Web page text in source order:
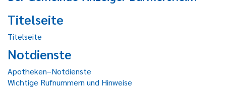
Titelseite
Titelseite
Notdienste
Apotheken–Notdienste
Wichtige Rufnummern und Hinweise